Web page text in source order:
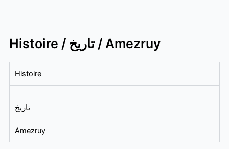
Histoire / تاريخ / Amezruy
Histoire
تاريخ
Amezruy